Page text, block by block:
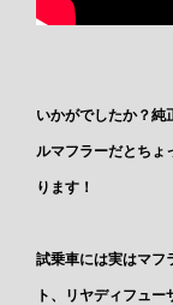
いかがでしたか？純
ルマフラーだとちょ
ります！
試乗車には実はマフ
ト、リヤディフュー